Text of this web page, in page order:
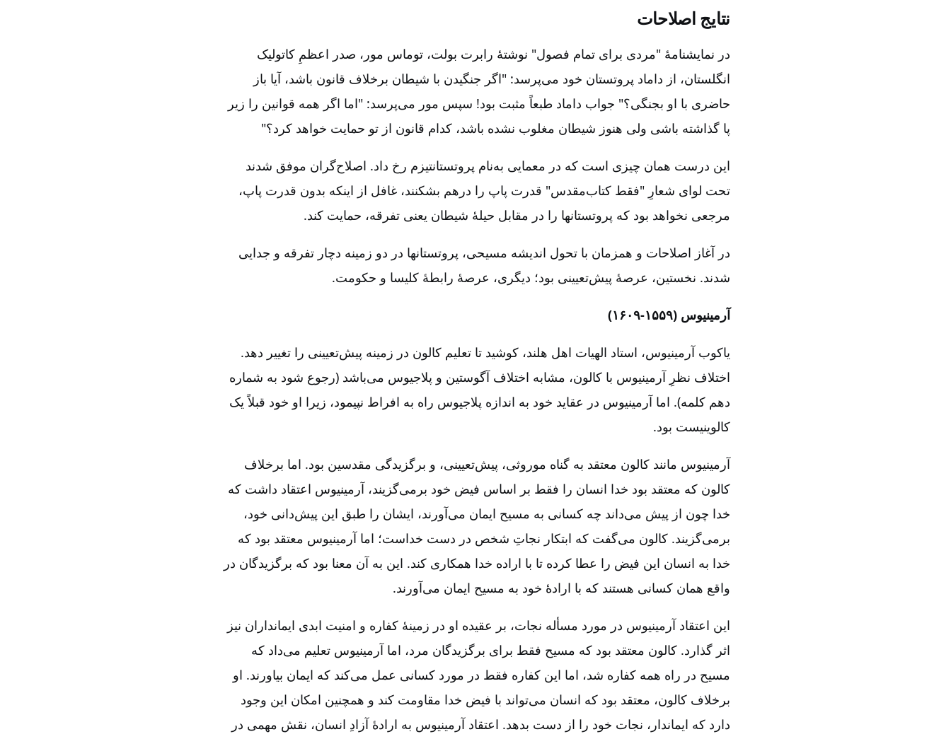
نتایج اصلاحات‌
در نمایشنامۀ "مردی برای تمام فصول‌" نوشتۀ رابرت بولت‌، توماس مور، صدر اعظمِ کاتولیک
انگلستان‌، از داماد پروتستان خود می‌پرسد: "اگر جنگیدن با شیطان برخلاف قانون باشد، آیا باز
حاضری با او بجنگی‌؟" جواب داماد طبعاً مثبت بود! سپس مور می‌پرسد: "اما اگر همه قوانین را زیر
پا گذاشته باشی ولی هنوز شیطان مغلوب نشده باشد، کدام قانون از تو حمایت خواهد کرد؟"
این درست همان چیزی است که در معمایی به‌نام پروتستانتیزم رخ داد. اصلاح‌گران موفق شدند
تحت لوای شعارِ "فقط کتاب‌مقدس‌" قدرت پاپ را درهم بشکنند، غافل از اینکه بدون قدرت پاپ‌،
مرجعی نخواهد بود که پروتستانها را در مقابل حیلۀ شیطان یعنی تفرقه‌، حمایت کند.
در آغاز اصلاحات و همزمان با تحول اندیشه مسیحی‌، پروتستانها در دو زمینه دچار تفرقه و جدایی
شدند. نخستین‌، عرصۀ پیش‌تعیینی بود؛ دیگری‌، عرصۀ رابطۀ کلیسا و حکومت‌.
آرمینیوس (۱۵۵۹‏-۱۶۰۹)
یاکوب آرمینیوس‌، استاد الهیات اهل هلند، کوشید تا تعلیم کالون در زمینه پیش‌تعیینی را تغییر دهد.
اختلاف نظرِ آرمینیوس با کالون‌، مشابه اختلاف آگوستین و پلاجیوس می‌باشد (رجوع شود به شماره
دهم کلمه‌). اما آرمینیوس در عقاید خود به اندازه پلاجیوس راه به افراط نپیمود، زیرا او خود قبلاً یک
کالوینیست بود.
آرمینیوس مانند کالون معتقد به گناه موروثی‌، پیش‌تعیینی‌، و برگزیدگی مقدسین بود. اما برخلاف
کالون که معتقد بود خدا انسان را فقط بر اساس فیض خود برمی‌گزیند، آرمینیوس اعتقاد داشت که
خدا چون از پیش می‌داند چه کسانی به مسیح ایمان می‌آورند، ایشان را طبق این پیش‌دانی خود،
برمی‌گزیند. کالون می‌گفت که ابتکار نجاتِ شخص در دست خداست‌؛ اما آرمینیوس معتقد بود که
خدا به انسان این فیض را عطا کرده تا با اراده خدا همکاری کند. این به آن معنا بود که برگزیدگان در
واقع همان کسانی هستند که با ارادۀ خود به مسیح ایمان می‌آورند.
این اعتقاد آرمینیوس در مورد مسأله نجات‌، بر عقیده او در زمینۀ کفاره و امنیت ابدی ایمانداران نیز
اثر گذارد. کالون معتقد بود که مسیح فقط برای برگزیدگان مرد، اما آرمینیوس تعلیم می‌داد که
مسیح در راه همه کفاره شد، اما این کفاره فقط در مورد کسانی عمل می‌کند که ایمان بیاورند. او
برخلاف کالون‌، معتقد بود که انسان می‌تواند با فیض خدا مقاومت کند و همچنین امکان این وجود
دارد که ایماندار، نجات خود را از دست بدهد. اعتقاد آرمینیوس به ارادۀ آزادِ انسان‌، نقش مهمی در